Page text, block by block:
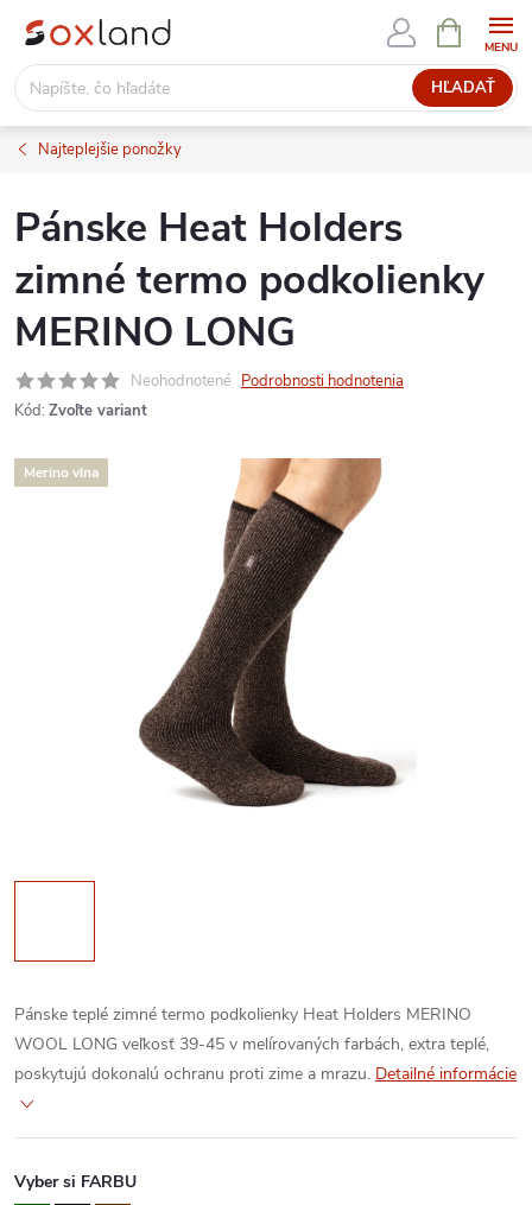
Prejsť
obsah
HĽADAŤ
KOŠÍK
Najteplejšie ponožky
Pánske Heat Holders
zimné termo podkolienky
MERINO LONG
Neohodnotené Podrobnosti hodnotenia
Kód: Zvoľte variant
Merino vlna
Pánske teplé zimné termo podkolienky Heat Holders MERINO
WOOL LONG veľkosť 39-45 v melírovaných farbách, extra teplé,
poskytujú dokonalú ochranu proti zime a mrazu. Detailné informácie
Vyber si FARBU